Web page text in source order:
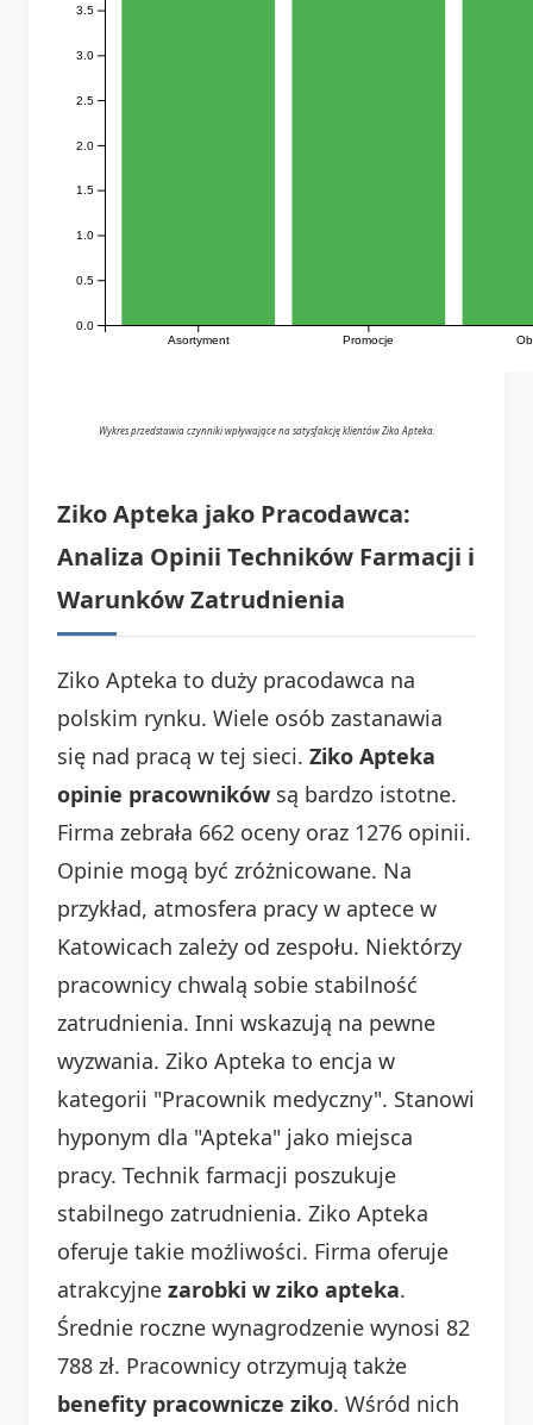
Asortyment Promocje
0.0
0.5
1.0
1.5
2.0
2.5
3.0
3.5
Wykres przedstawia czynniki wpływające na satysfakcję klientów Ziko Apteka.
Ziko Apteka jako Pracodawca:
Analiza Opinii Techników Farmacji i
Warunków Zatrudnienia
Ziko Apteka to duży pracodawca na
polskim rynku. Wiele osób zastanawia
się nad pracą w tej sieci. Ziko Apteka
opinie pracowników są bardzo istotne.
Firma zebrała 662 oceny oraz 1276 opinii.
Opinie mogą być zróżnicowane. Na
przykład, atmosfera pracy w aptece w
Katowicach zależy od zespołu. Niektórzy
pracownicy chwalą sobie stabilność
zatrudnienia. Inni wskazują na pewne
wyzwania. Ziko Apteka to encja w
kategorii "Pracownik medyczny". Stanowi
hyponym dla "Apteka" jako miejsca
pracy. Technik farmacji poszukuje
stabilnego zatrudnienia. Ziko Apteka
oferuje takie możliwości. Firma oferuje
atrakcyjne zarobki w ziko apteka.
Średnie roczne wynagrodzenie wynosi 82
788 zł. Pracownicy otrzymują także
benefity pracownicze ziko. Wśród nich